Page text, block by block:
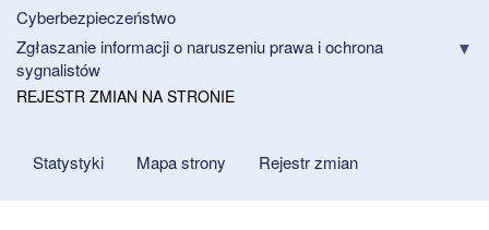
Cyberbezpieczeństwo
Zgłaszanie informacji o naruszeniu prawa i ochrona
sygnalistów
REJESTR ZMIAN NA STRONIE
Statystyki Mapa strony Rejestr zmian